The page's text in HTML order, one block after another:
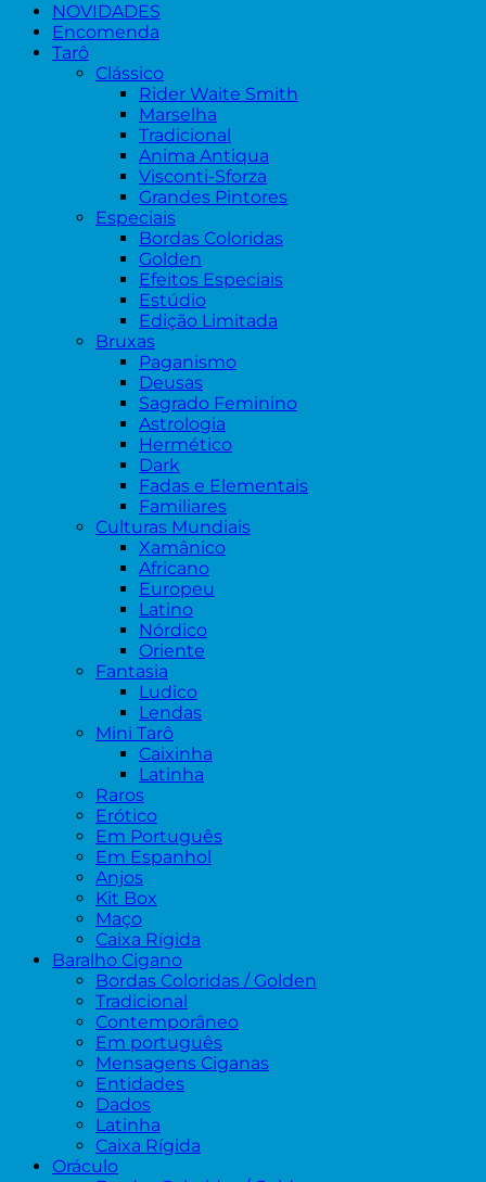
NOVIDADES
Encomenda
Tarô
Clássico
Rider Waite Smith
Marselha
Tradicional
Anima Antiqua
Visconti-Sforza
Grandes Pintores
Especiais
Bordas Coloridas
Golden
Efeitos Especiais
Estúdio
Edição Limitada
Bruxas
Paganismo
Deusas
Sagrado Feminino
Astrologia
Hermético
Dark
Fadas e Elementais
Familiares
Culturas Mundiais
Xamânico
Africano
Europeu
Latino
Nórdico
Oriente
Fantasia
Ludico
Lendas
Mini Tarô
Caixinha
Latinha
Raros
Erótico
Em Português
Em Espanhol
Anjos
Kit Box
Maço
Caixa Rígida
Baralho Cigano
Bordas Coloridas / Golden
Tradicional
Contemporâneo
Em português
Mensagens Ciganas
Entidades
Dados
Latinha
Caixa Rígida
Oráculo